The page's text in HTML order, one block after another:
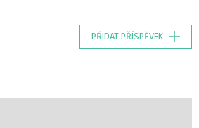
PŘIDAT PŘÍSPĚVEK